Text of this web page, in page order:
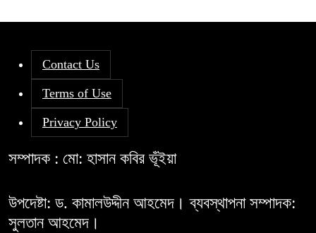
Contact Us
Terms of Use
Privacy Policy
সম্পাদক : মো: হাসান কবির ভূঁইয়া
উপদেষ্টা: ড. কামালউদ্দীন আহমেদ। ব্যবস্থাপনা সম্পাদক:
সুলতান আহমেদ।